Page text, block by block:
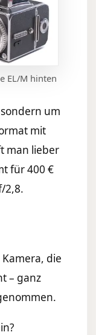
EL/M hinten
um
mit
man lieber
für 400 €
2,8.
die
– ganz